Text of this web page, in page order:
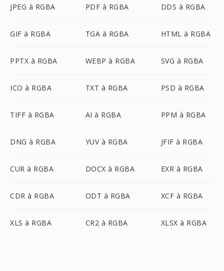
JPEG à RGBA PDF à RGBA DDS à RGBA
GIF à RGBA TGA à RGBA HTML à RGBA
PPTX à RGBA WEBP à RGBA SVG à RGBA
ICO à RGBA TXT à RGBA PSD à RGBA
TIFF à RGBA AI à RGBA PPM à RGBA
DNG à RGBA YUV à RGBA JFIF à RGBA
CUR à RGBA DOCX à RGBA EXR à RGBA
CDR à RGBA ODT à RGBA XCF à RGBA
XLS à RGBA CR2 à RGBA XLSX à RGBA